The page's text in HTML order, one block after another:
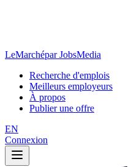
LeMarchépar JobsMedia
Recherche d'emplois
Meilleurs employeurs
À propos
Publier une offre
EN
Connexion